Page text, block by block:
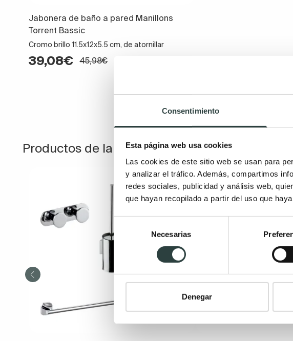
Consentimiento
Esta página web usa cookies
Las cookies de este sitio web se usan para
y analizar el tráfico. Además, compartimos
redes sociales, publicidad y análisis web,
que hayan recopilado a partir del uso que
de
consentimiento
Necesarias
Denegar
Jabonera de baño a pared Manillons
Torrent Bassic
Cromo brillo 11.5x12x5.5 cm, de atornillar
39,08€ 45,98€
Productos de la misma colección